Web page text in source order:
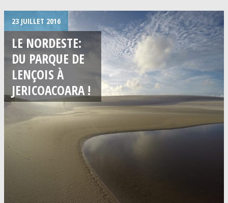
23 JUILLET 2016
LE NORDESTE:
DU PARQUE DE
LENÇOIS À
JERICOACOARA !